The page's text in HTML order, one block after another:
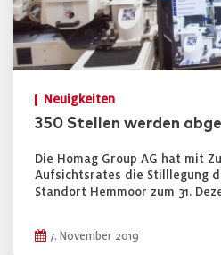
Neuigkeiten
350 Stellen werden
Die Homag Group AG hat mit
Aufsichtsrates die Stilllegung
Standort Hemmoor zum 31.
7. November 2019